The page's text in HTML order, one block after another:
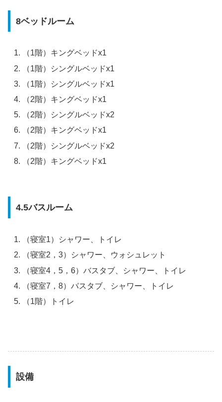
8ベッドルーム
（1階）キングベッドx1
（1階）シングルベッドx1
（1階）シングルベッドx1
（2階）キングベッドx1
（2階）シングルベッドx2
（2階）キングベッドx1
（2階）シングルベッドx2
（2階）キングベッドx1
4.5バスルーム
（寝室1）シャワー、トイレ
（寝室2，3）シャワー、ウォシュレット
（寝室4，5，6）バスタブ、シャワー、トイレ
（寝室7，8）バスタブ、シャワー、トイレ
（1階）トイレ
設備